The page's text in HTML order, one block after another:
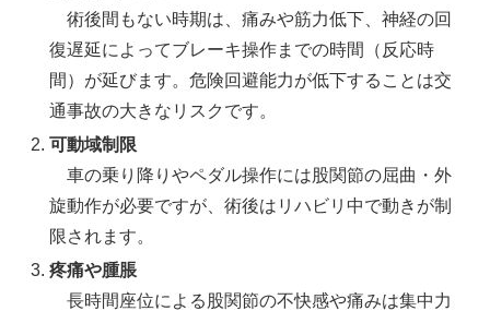
術後間もない時期は、痛みや筋力低下、神経の回
復遅延によってブレーキ操作までの時間（反応時
間）が延びます。危険回避能力が低下することは交
通事故の大きなリスクです。
可動域制限
車の乗り降りやペダル操作には股関節の屈曲・外
旋動作が必要ですが、術後はリハビリ中で動きが制
限されます。
疼痛や腫脹
長時間座位による股関節の不快感や痛みは集中力